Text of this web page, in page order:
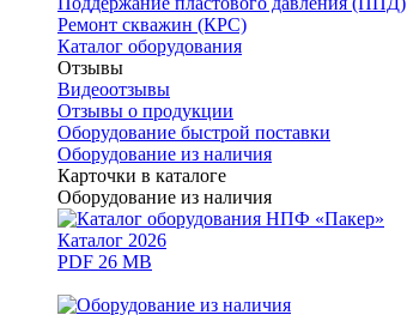
Ремонт скважин (КРС)
Каталог оборудования
Отзывы
Видеоотзывы
Отзывы о продукции
Оборудование быстрой поставки
Оборудование из наличия
Карточки в каталоге
Оборудование из наличия
Каталог 2026
PDF 26 MB